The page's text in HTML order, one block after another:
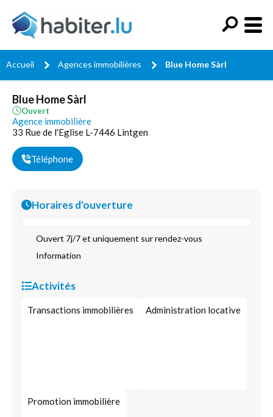
Accueil Agences immobilières Blue Home Sàrl
Blue Home Sàrl
Ouvert
Agence immobilière
33 Rue de l'Eglise L-7446 Lintgen
Téléphone
Horaires d'ouverture
Ouvert 7j/7 et uniquement sur rendez-vous
Information
Activités
Transactions immobilières Administration locative
Promotion immobilière